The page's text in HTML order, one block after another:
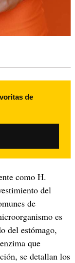
de
como H.
del
de
es
del estómago,
que
se detallan los